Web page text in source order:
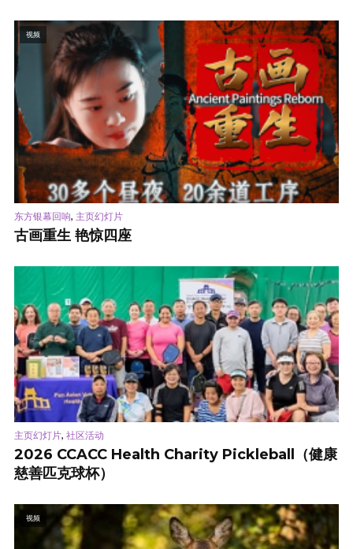
视频
东方银幕回响, 主页幻灯片
古画重生 艳惊四座
主页幻灯片, 社区活动
2026 CCACC Health Charity Pickleball（健康
慈善匹克球杯）
视频